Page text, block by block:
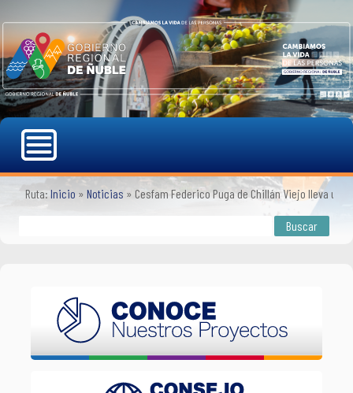
Ruta: Inicio » Noticias » Cesfam Federico Puga de Chillán Viejo lleva un